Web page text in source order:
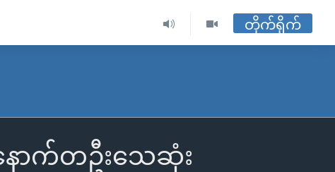
တိုက်ရိုက်
ောက်တဦးသေဆုံး